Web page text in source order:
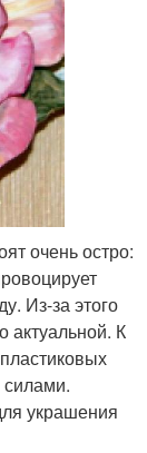
очень остро:
Из-за этого
актуальной. К
силами.
украшения